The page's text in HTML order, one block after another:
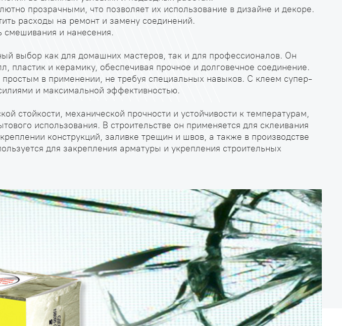
прозрачными, что позволяет их использование в дизайне и декоре.
расходы на ремонт и замену соединений.
смешивания и нанесения.
выбор как для домашних мастеров, так и для профессионалов. Он
и керамику, обеспечивая прочное и долговечное соединение.
в применении, не требуя специальных навыков. С клеем супер-
и максимальной эффективностью.
стойкости, механической прочности и устойчивости к температурам,
использования. В строительстве он применяется для склеивания
конструкций, заливке трещин и швов, а также в производстве
для закрепления арматуры и укрепления строительных